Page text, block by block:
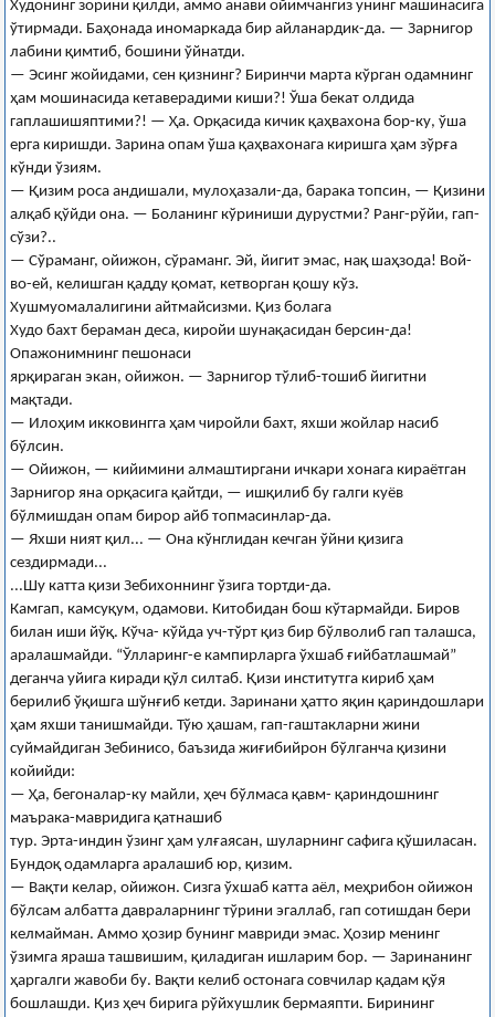
Худонинг зорини қилди, аммо анави ойимчангиз унинг машинасига
ўтирмади. Баҳонада иномаркада бир айланардик-да. — Зарнигор
лабини қимтиб, бошини ўйнатди.
— Эсинг жойидами, сен қизнинг? Биринчи марта кўрган одамнинг
ҳам мошинасида кетаверадими киши?! Ўша бекат олдида
гаплашишяптими?! — Ҳа. Орқасида кичик қаҳвахона бор-ку, ўша
ерга киришди. Зарина опам ўша қаҳвахонага киришга ҳам зўрға
кўнди ўзиям.
— Қизим роса андишали, мулоҳазали-да, барака топсин, — Қизини
алқаб қўйди она. — Боланинг кўриниши дурустми? Ранг-рўйи, гап-
сўзи?..
— Сўраманг, ойижон, сўраманг. Эй, йигит эмас, нақ шаҳзода! Вой-
во-ей, келишган қадду қомат, кетворган қошу кўз.
Хушмуомалалигини айтмайсизми. Қиз болага
Худо бахт бераман деса, киройи шунақасидан берсин-да!
Опажонимнинг пешонаси
ярқираган экан, ойижон. — Зарнигор тўлиб-тошиб йигитни
мақтади.
— Илоҳим икковингга ҳам чиройли бахт, яхши жойлар насиб
бўлсин.
— Ойижон, — кийимини алмаштиргани ичкари хонага кираётган
Зарнигор яна орқасига қайтди, — ишқилиб бу галги куёв
бўлмишдан опам бирор айб топмасинлар-да.
— Яхши ният қил... — Она кўнглидан кечган ўйни қизига
сездирмади...
...Шу катта қизи Зебихоннинг ўзига тортди-да.
Камгап, камсуқум, одамови. Китобидан бош кўтармайди. Биров
билан иши йўқ. Кўча- кўйда уч-тўрт қиз бир бўлволиб гап талашса,
аралашмайди. “Ўлларинг-е кампирларга ўхшаб ғийбатлашмай”
деганча уйига киради қўл силтаб. Қизи институтга кириб ҳам
берилиб ўқишга шўнғиб кетди. Заринани ҳатто яқин қариндошлари
ҳам яхши танишмайди. Тўю ҳашам, гап-гаштакларни жини
суймайдиган Зебинисо, баъзида жиғибийрон бўлганча қизини
койийди:
— Ҳа, бегоналар-ку майли, ҳеч бўлмаса қавм- қариндошнинг
маърака-мавридига қатнашиб
тур. Эрта-индин ўзинг ҳам улғаясан, шуларнинг сафига қўшиласан.
Бундоқ одамларга аралашиб юр, қизим.
— Вақти келар, ойижон. Сизга ўхшаб катта аёл, меҳрибон ойижон
бўлсам албатта давраларнинг тўрини эгаллаб, гап сотишдан бери
келмайман. Аммо ҳозир бунинг мавриди эмас. Ҳозир менинг
ўзимга яраша ташвишим, қиладиган ишларим бор. — Заринанинг
ҳаргалги жавоби бу. Вақти келиб остонага совчилар қадам қўя
бошлашди. Қиз ҳеч бирига рўйхушлик бермаяпти. Бирининг